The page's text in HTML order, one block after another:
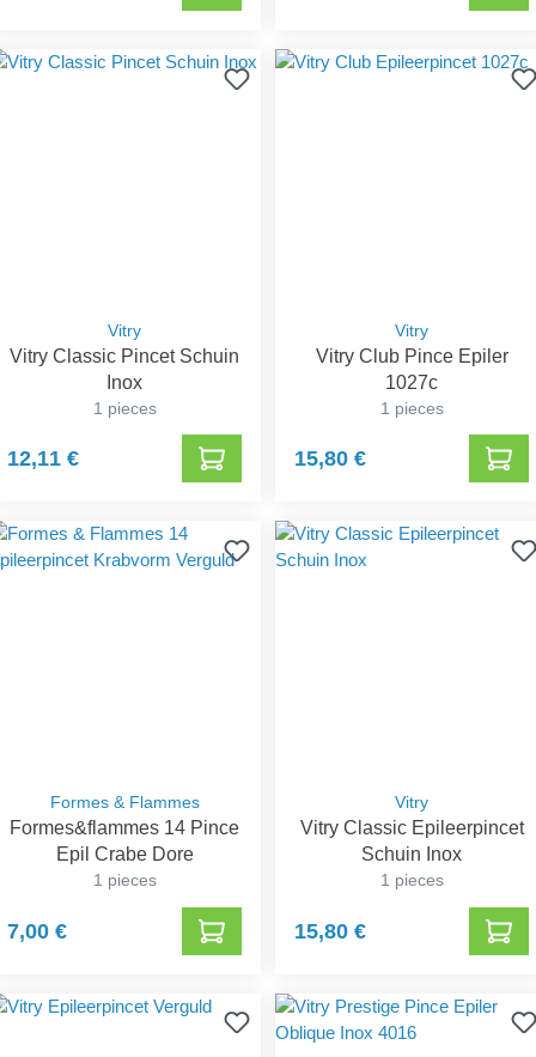
Vitry
Vitry Classic Pincet Schuin
Inox
1 pieces
12,11 €
Vitry
Vitry Club Pince Epiler
1027c
1 pieces
15,80 €
Formes & Flammes
Formes&flammes 14 Pince
Epil Crabe Dore
1 pieces
7,00 €
Vitry
Vitry Classic Epileerpincet
Schuin Inox
1 pieces
15,80 €